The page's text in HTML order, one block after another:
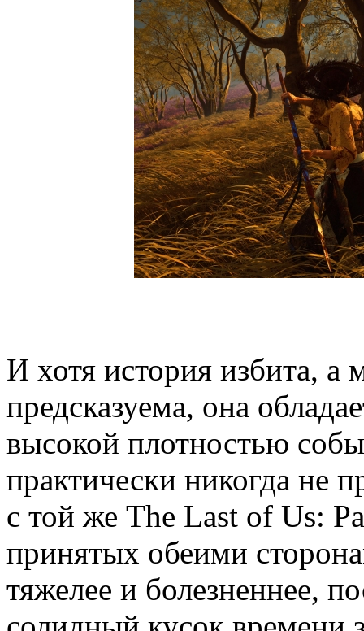
И хотя история избита, а
предсказуема, она
высокой плотностью
практически никогда не
с той же The Last of Us:
принятых обеими
тяжелее и болезненнее,